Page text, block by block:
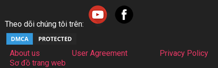
Theo dõi chúng tôi trên:
About us User Agreement
Privacy Policy
Sơ đồ trang web